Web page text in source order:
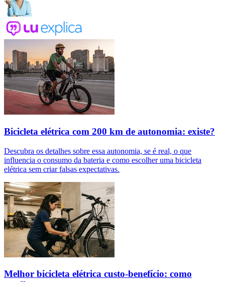
Bicicleta elétrica com 200 km de autonomia: existe?
Descubra os detalhes sobre essa autonomia, se é real, o que
influencia o consumo da bateria e como escolher uma bicicleta
elétrica sem criar falsas expectativas.
Melhor bicicleta elétrica custo-benefício: como